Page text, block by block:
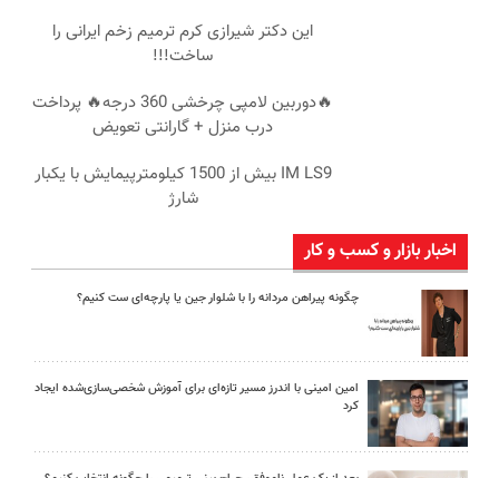
این دکتر شیرازی کرم ترمیم زخم ایرانی را
ساخت!!!
🔥دوربین لامپی چرخشی 360 درجه🔥 پرداخت
درب منزل + گارانتی تعویض
IM LS9 بیش از 1500 کیلومترپیمایش با یکبار
شارژ
اخبار بازار و کسب و کار
چگونه پیراهن مردانه را با شلوار جین یا پارچه‌ای ست کنیم؟
امین امینی با اندرز مسیر تازه‌ای برای آموزش شخصی‌سازی‌شده ایجاد
کرد